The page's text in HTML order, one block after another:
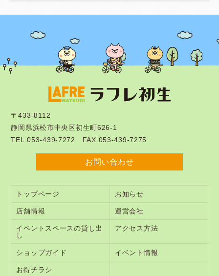
〒433-8112
静岡県浜松市中央区初生町626-1
TEL:053-439-7272 FAX:053-439-7275
お問い合わせ
トップページ お知らせ
店舗情報 運営会社
イベントスペースの貸し出
し
アクセス方法
ショップガイド イベント情報
お得チラシ